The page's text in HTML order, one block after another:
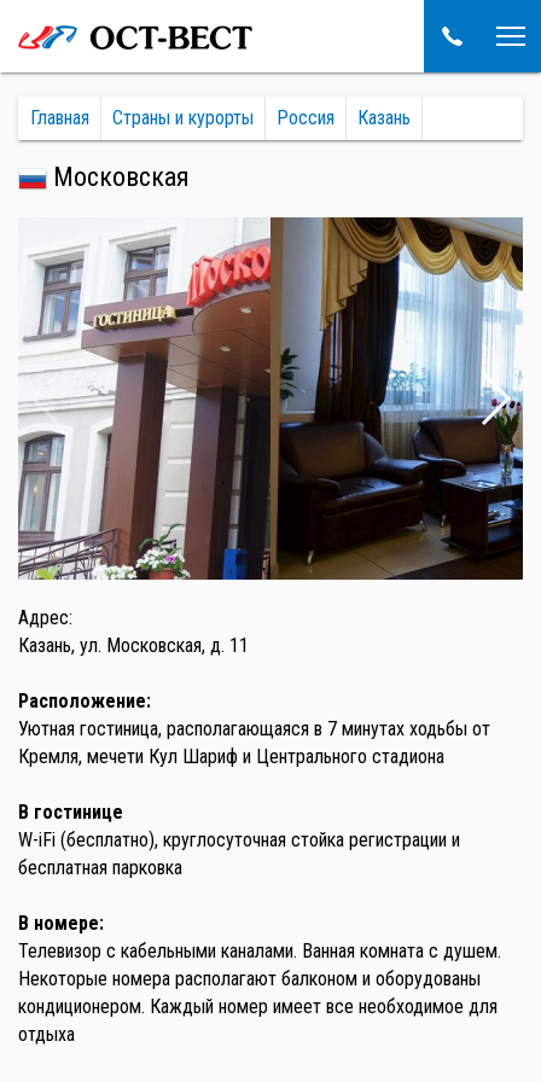
Главная Страны и курорты Россия Казань
Московская
Адрес:
Казань, ул. Московская, д. 11
Расположение:
Уютная гостиница, располагающаяся в 7 минутах ходьбы от
Кремля, мечети Кул Шариф и Центрального стадиона
В гостинице
W-iFi (бесплатно), круглосуточная стойка регистрации и
бесплатная парковка
В номере:
Телевизор с кабельными каналами. Ванная комната с душем.
Некоторые номера располагают балконом и оборудованы
кондиционером. Каждый номер имеет все необходимое для
отдыха